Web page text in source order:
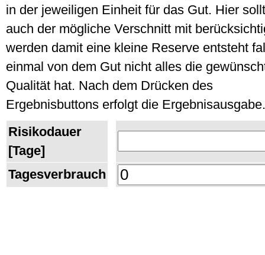
in der jeweiligen Einheit für das Gut. Hier
auch der mögliche Verschnitt mit
werden damit eine kleine Reserve entsteht
einmal von dem Gut nicht alles die
Qualität hat. Nach dem Drücken des
Ergebnisbuttons erfolgt die Ergebnisausgabe.
Risikodauer
[Tage]
Tagesverbrauch